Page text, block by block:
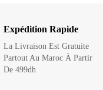
Expédition Rapide
La Livraison Est Gratuite
Partout Au Maroc À Partir
De 499dh